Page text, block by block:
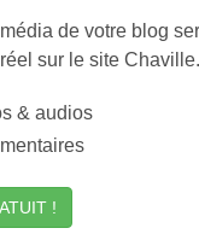
de votre blog
sur le site
& audios
!